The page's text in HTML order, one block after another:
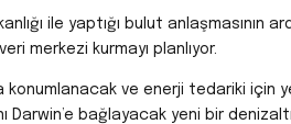
ile yaptığı bulut anlaşmasının
merkezi kurmayı planlıyor.
konumlanacak ve enerji tedariki için
Darwin’e bağlayacak yeni bir